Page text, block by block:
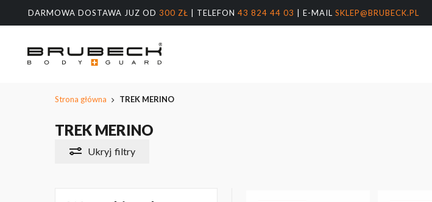
głównej
DARMOWA DOSTAWA JUZ OD 300 ZŁ | TELEFON 43 824 44 03 | E-MAIL SKLEP@BRUBECK.PL
Strona główna TREK MERINO
TREK MERINO
Ukryj filtry